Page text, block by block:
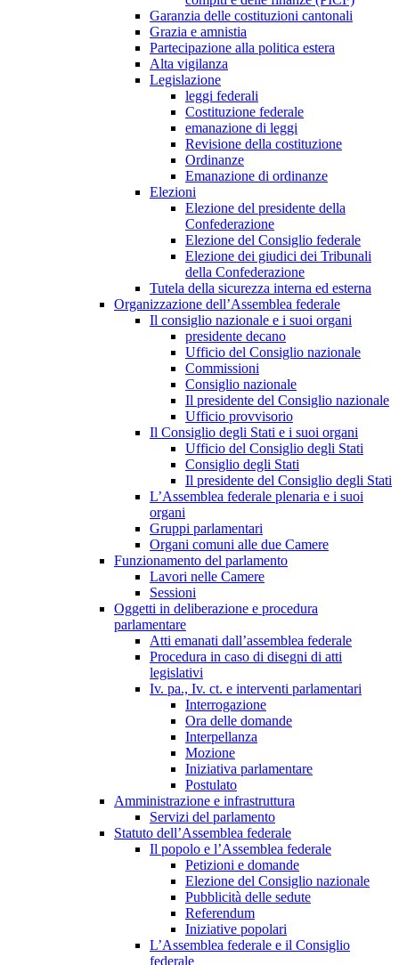
Garanzia delle costituzioni cantonali
Grazia e amnistia
Partecipazione alla politica estera
Alta vigilanza
Legislazione
leggi federali
Costituzione federale
emanazione di leggi
Revisione della costituzione
Ordinanze
Emanazione di ordinanze
Elezioni
Elezione del presidente della
Confederazione
Elezione del Consiglio federale
Elezione dei giudici dei Tribunali
della Confederazione
Tutela della sicurezza interna ed esterna
Organizzazione dell’Assemblea federale
Il consiglio nazionale e i suoi organi
presidente decano
Ufficio del Consiglio nazionale
Commissioni
Consiglio nazionale
Il presidente del Consiglio nazionale
Ufficio provvisorio
Il Consiglio degli Stati e i suoi organi
Ufficio del Consiglio degli Stati
Consiglio degli Stati
Il presidente del Consiglio degli Stati
L’Assemblea federale plenaria e i suoi
organi
Gruppi parlamentari
Organi comuni alle due Camere
Funzionamento del parlamento
Lavori nelle Camere
Sessioni
Oggetti in deliberazione e procedura
parlamentare
Atti emanati dall’assemblea federale
Procedura in caso di disegni di atti
legislativi
Iv. pa., Iv. ct. e interventi parlamentari
Interrogazione
Ora delle domande
Interpellanza
Mozione
Iniziativa parlamentare
Postulato
Amministrazione e infrastruttura
Servizi del parlamento
Statuto dell’Assemblea federale
Il popolo e l’Assemblea federale
Petizioni e domande
Elezione del Consiglio nazionale
Pubblicità delle sedute
Referendum
Iniziative popolari
L’Assemblea federale e il Consiglio
federale